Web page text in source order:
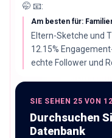
🤭 📧:
Am besten für:
Eltern-Sketche und
12.15%
echte Follower und
SIE SEHEN 25 VON
Durchsuchen
Datenbank